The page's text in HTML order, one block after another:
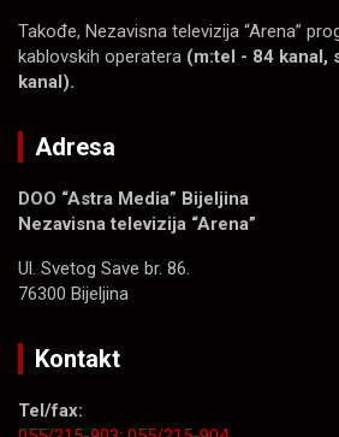
Takođe, Nezavisna televizija “Arena”
kablovskih operatera (m:tel - 84 kanal,
kanal).
Adresa
DOO “Astra Media” Bijeljina
Nezavisna televizija “Arena”
Ul. Svetog Save br. 86.
76300 Bijeljina
Kontakt
Tel/fax: